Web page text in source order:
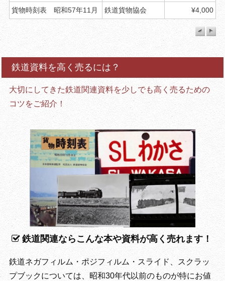
貨物時刻表 昭和57年11月 鉄道貨物協会 ¥4,000
鉄道資料を高く売るには？
大切にしてきた鉄道関連資料を少しでも高く売るための
コツをご紹介！
鉄道関連ならこんな本や資料が高く売れます！
鉄道ネガフィルム・ポジフィルム・スライド、スクラッ
プブックについては、昭和30年代以前のものが特にお値